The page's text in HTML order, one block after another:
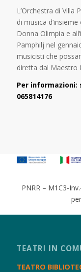
L’Orchestra di Villa
di musica
Donna Olimpia e
Pamphilj nel
musicisti che
diretta dal Maestro
Per informazioni:
065814176
PNRR – M1C3-
TEATRI IN
TEATRO